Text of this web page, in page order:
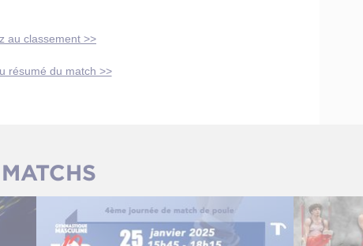
au classement >>
résumé du match >>